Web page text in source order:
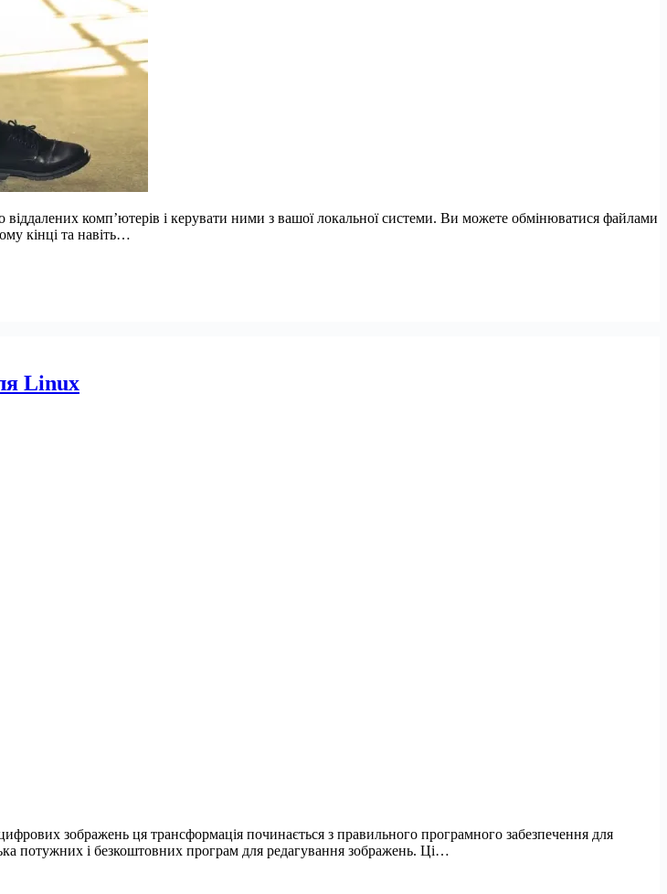
комп’ютерів і керувати ними з вашої локальної системи. Ви можете обмінюватися файлами
кінці та навіть…
Linux
зображень ця трансформація починається з правильного програмного забезпечення для
потужних і безкоштовних програм для редагування зображень. Ці…